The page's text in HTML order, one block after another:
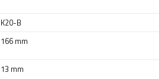
K20-B
166 mm
13 mm